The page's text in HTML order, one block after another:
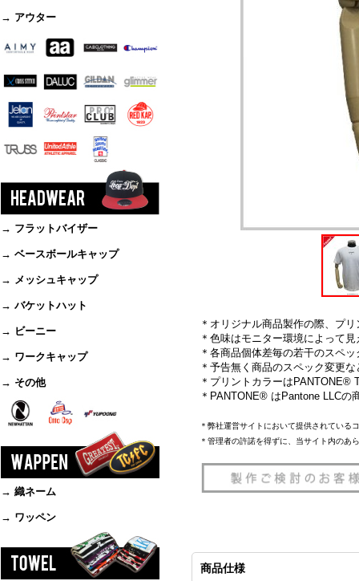
→ アウター
→ フラットバイザー
→ ベースボールキャップ
→ メッシュキャップ
→ バケットハット
→ ビーニー
→ ワークキャップ
→ その他
→ 織ネーム
→ ワッペン
＊オリジナル商品製作の際、プ
＊色味はモニター環境によって
＊各商品個体差毎の若干のスペ
＊予告無く商品のスペック変更
＊プリントカラーはPANTONE®
＊PANTONE® はPantone LLCの
＊弊社運営サイトにおいて提供されている
＊管理者の許諾を得ずに、当サイト内のあ
商品仕様